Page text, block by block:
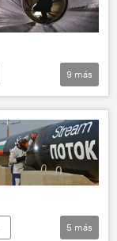
9 más
5 más